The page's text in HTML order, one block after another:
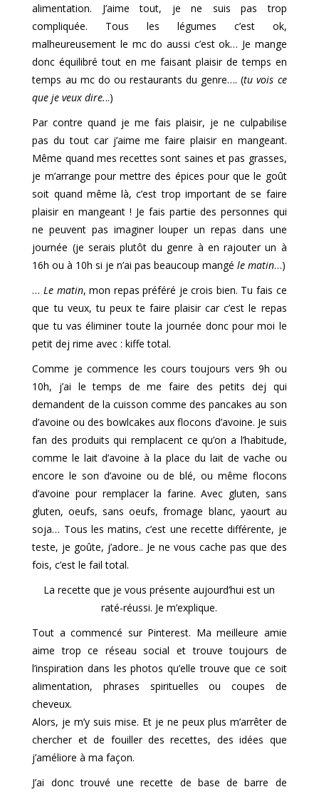
alimentation. J’aime tout, je ne suis pas trop
compliquée. Tous les légumes c’est ok,
malheureusement le mc do aussi c’est ok… Je mange
donc équilibré tout en me faisant plaisir de temps en
temps au mc do ou restaurants du genre…. (tu vois ce
que je veux dire...)
Par contre quand je me fais plaisir, je ne culpabilise
pas du tout car j’aime me faire plaisir en mangeant.
Même quand mes recettes sont saines et pas grasses,
je m’arrange pour mettre des épices pour que le goût
soit quand même là, c’est trop important de se faire
plaisir en mangeant ! Je fais partie des personnes qui
ne peuvent pas imaginer louper un repas dans une
journée (je serais plutôt du genre à en rajouter un à
16h ou à 10h si je n’ai pas beaucoup mangéle matin…)
… Le matin, mon repas préféré je crois bien. Tu fais ce
que tu veux, tu peux te faire plaisir car c’est le repas
que tu vas éliminer toute la journée donc pour moi le
petit dej rime avec : kiffe total.
Comme je commence les cours toujours vers 9h ou
10h, j’ai le temps de me faire des petits dej qui
demandent de la cuisson comme des pancakes au son
d’avoine ou des bowlcakes aux flocons d’avoine. Je suis
fan des produits qui remplacent ce qu’on a l’habitude,
comme le lait d’avoine à la place du lait de vache ou
encore le son d’avoine ou de blé, ou même flocons
d’avoine pour remplacer la farine. Avec gluten, sans
gluten, oeufs, sans oeufs, fromage blanc, yaourt au
soja… Tous les matins, c’est une recette différente, je
teste, je goûte, j’adore.. Je ne vous cache pas que des
fois, c’est le fail total.
La recette que je vous présente aujourd’hui est un
raté-réussi. Je m’explique.
Tout a commencé sur Pinterest. Ma meilleure amie
aime trop ce réseau social et trouve toujours de
l’inspiration dans les photos qu’elle trouve que ce soit
alimentation, phrases spirituelles ou coupes de
cheveux.
Alors, je m’y suis mise. Et je ne peux plus m’arrêter de
chercher et de fouiller des recettes, des idées que
j’améliore à ma façon.
J’ai donc trouvé une recette de base de barre de